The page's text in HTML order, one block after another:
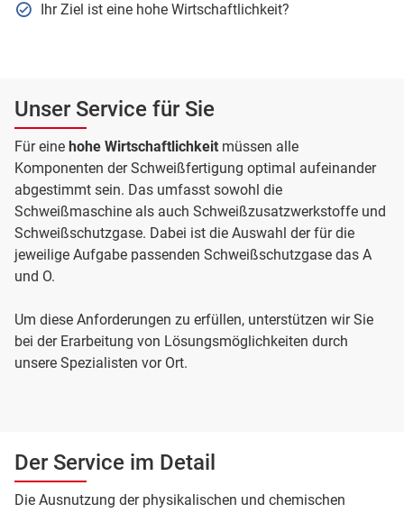
Ihr Ziel ist eine hohe Wirtschaftlichkeit?
Unser Service für Sie
Für eine hohe Wirtschaftlichkeit müssen alle
Komponenten der Schweißfertigung optimal aufeinander
abgestimmt sein. Das umfasst sowohl die
Schweißmaschine als auch Schweißzusatzwerkstoffe und
Schweißschutzgase. Dabei ist die Auswahl der für die
jeweilige Aufgabe passenden Schweißschutzgase das A
und O.
Um diese Anforderungen zu erfüllen, unterstützen wir Sie
bei der Erarbeitung von Lösungsmöglichkeiten durch
unsere Spezialisten vor Ort.
Der Service im Detail
Die Ausnutzung der physikalischen und chemischen